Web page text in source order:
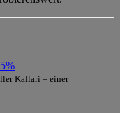
Kallari – einer